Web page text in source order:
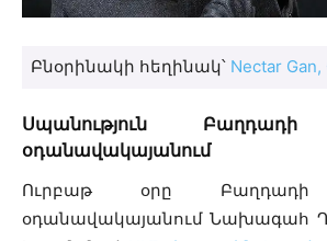
Բնօրինակի հեղինակ՝ Nectar Gan,
Սպանություն Բաղդադի
օդանավակայանում
Ուրբաթ օրը Բաղդադի
օդանավակայանում Նախագահ